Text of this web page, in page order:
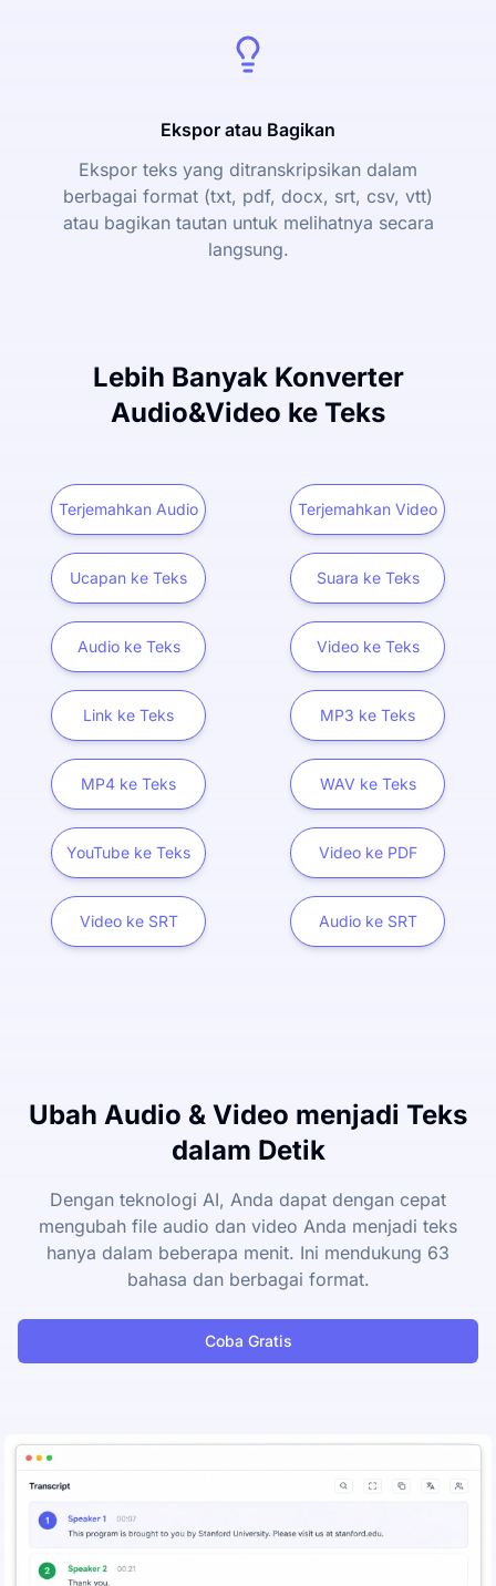
Ekspor atau Bagikan
Ekspor teks yang ditranskripsikan dalam
berbagai format (txt, pdf, docx, srt, csv, vtt)
atau bagikan tautan untuk melihatnya secara
langsung.
Lebih Banyak Konverter
Audio&Video ke Teks
Terjemahkan Audio Terjemahkan Video
Ucapan ke Teks Suara ke Teks
Audio ke Teks Video ke Teks
Link ke Teks MP3 ke Teks
MP4 ke Teks WAV ke Teks
YouTube ke Teks Video ke PDF
Video ke SRT Audio ke SRT
Ubah Audio & Video menjadi Teks
dalam Detik
Dengan teknologi AI, Anda dapat dengan cepat
mengubah file audio dan video Anda menjadi teks
hanya dalam beberapa menit. Ini mendukung 63
bahasa dan berbagai format.
Coba Gratis